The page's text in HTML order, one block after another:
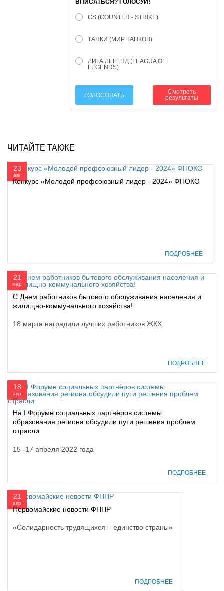
CS (COUNTER - STRIKE)
ТАНКИ (МИР ТАНКОВ)
ЛИГА ЛЕГЕНД (LEAGUA OF
LEGENDS)
ГОЛОСОВАТЬ
Смотреть
результаты
ЧИТАЙТЕ ТАКЖЕ
23
авг
Конкурс «Молодой профсоюзный лидер - 2024» ФПОКО
ПОДРОБНЕЕ
21
мар
С Днем работников бытового обслуживания населения и
жилищно-коммунального хозяйства!
18 марта наградили лучших работников ЖКХ
ПОДРОБНЕЕ
18
апр
На I Форуме социальных партнёров системы
образования региона обсудили пути решения проблем
отрасли
15 -17 апреля 2022 года
ПОДРОБНЕЕ
21
апр
Первомайские новости ФНПР
«Солидарность трудящихся – единство страны»
ПОДРОБНЕЕ